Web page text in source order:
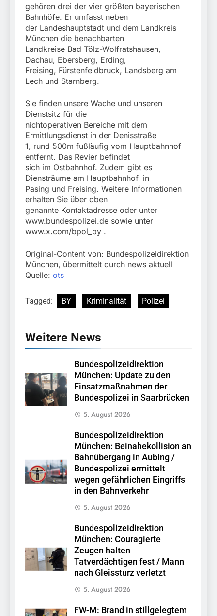
gehören drei der vier größten bayerischen
Bahnhöfe. Er umfasst neben
der Landeshauptstadt und dem Landkreis
München die benachbarten
Landkreise Bad Tölz-Wolfratshausen,
Dachau, Ebersberg, Erding,
Freising, Fürstenfeldbruck, Landsberg am
Lech und Starnberg.
Sie finden unsere Wache und unseren
Dienstsitz für die
nichtoperativen Bereiche mit dem
Ermittlungsdienst in der Denisstraße
1, rund 500m fußläufig vom Hauptbahnhof
entfernt. Das Revier befindet
sich im Ostbahnhof. Zudem gibt es
Diensträume am Hauptbahnhof, in
Pasing und Freising. Weitere Informationen
erhalten Sie über oben
genannte Kontaktadresse oder unter
www.bundespolizei.de sowie unter
www.x.com/bpol_by .
Original-Content von: Bundespolizeidirektion
München, übermittelt durch news aktuell
Quelle: ots
Tagged: BY Kriminalität Polizei
Weitere News
Bundespolizeidirektion
München: Update zu den
Einsatzmaßnahmen der
Bundespolizei in Saarbrücken
5. August 2026
Bundespolizeidirektion
München: Beinahekollision an
Bahnübergang in Aubing /
Bundespolizei ermittelt
wegen gefährlichen Eingriffs
in den Bahnverkehr
5. August 2026
Bundespolizeidirektion
München: Couragierte
Zeugen halten
Tatverdächtigen fest / Mann
nach Gleissturz verletzt
5. August 2026
FW-M: Brand in stillgelegtem